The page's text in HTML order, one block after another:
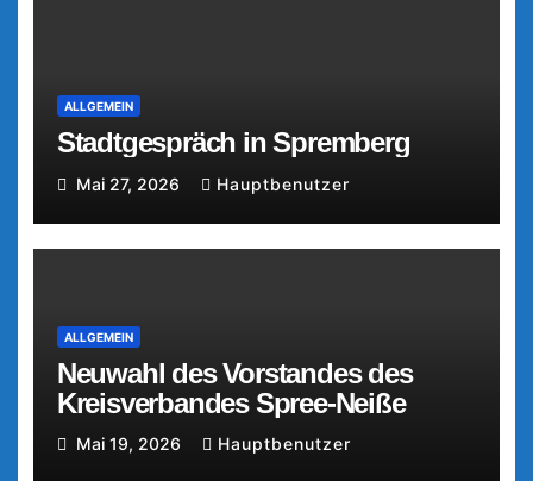
ALLGEMEIN
Stadtgespräch in Spremberg
Mai 27, 2026 Hauptbenutzer
ALLGEMEIN
Neuwahl des Vorstandes des
Kreisverbandes Spree-Neiße
Mai 19, 2026 Hauptbenutzer